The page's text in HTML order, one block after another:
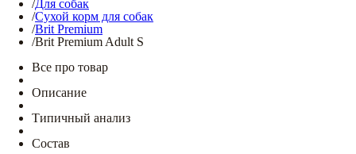
/Для собак
/Сухой корм для собак
/Brit Premium
/Brit Premium Adult S
Все про товар
Описание
Типичный анализ
Состав